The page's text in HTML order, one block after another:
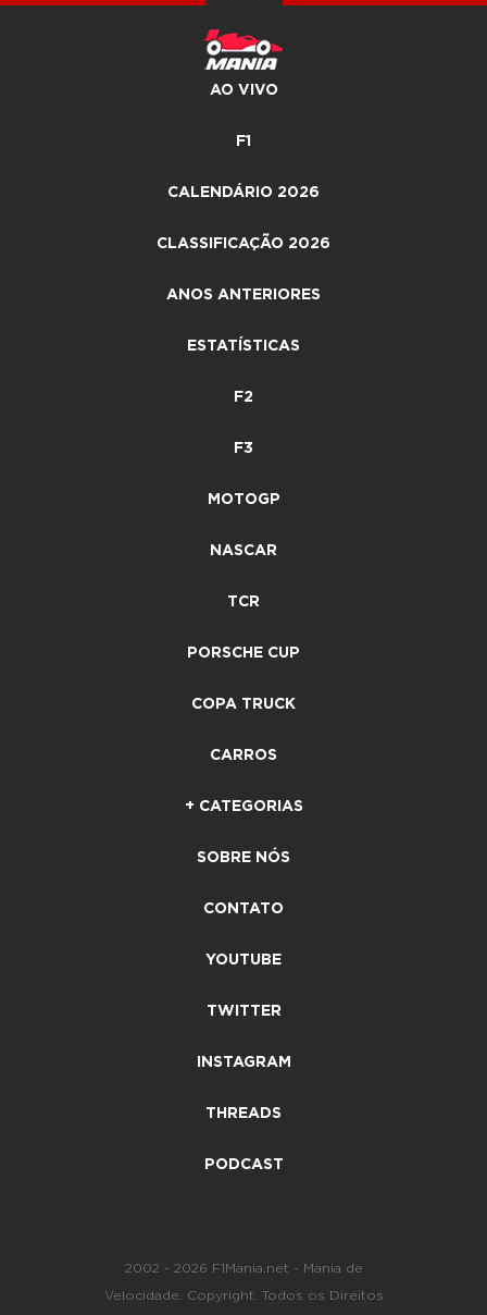
AO VIVO
F1
CALENDÁRIO 2026
CLASSIFICAÇÃO 2026
ANOS ANTERIORES
ESTATÍSTICAS
F2
F3
MOTOGP
NASCAR
TCR
PORSCHE CUP
COPA TRUCK
CARROS
+ CATEGORIAS
SOBRE NÓS
CONTATO
YOUTUBE
TWITTER
INSTAGRAM
THREADS
PODCAST
2002 - 2026 F1Mania.net - Mania de
Velocidade. Copyright. Todos os Direitos